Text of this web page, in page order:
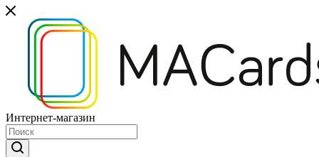
Интернет-магазин